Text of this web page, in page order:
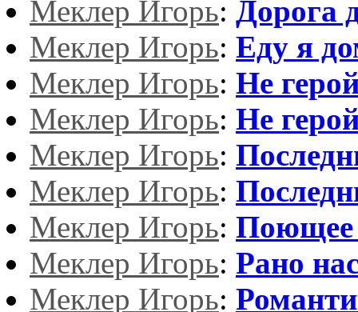
Меклер Игорь: Дорога
Меклер Игорь: Еду я
Меклер Игорь: Не
Меклер Игорь: Не
Меклер Игорь:
Меклер Игорь:
Меклер Игорь: Поющее
Меклер Игорь: Рано
Меклер Игорь: